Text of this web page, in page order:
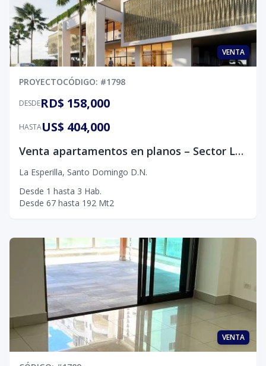
VENTA
PROYECTOCÓDIGO: #1798
DESDERD$ 158,000
HASTAUS$ 404,000
Venta apartamentos en planos – Sector La Esperilla
La Esperilla, Santo Domingo D.N.
Desde 1 hasta 3 Hab.
Desde 67 hasta 192 Mt2
VENTA